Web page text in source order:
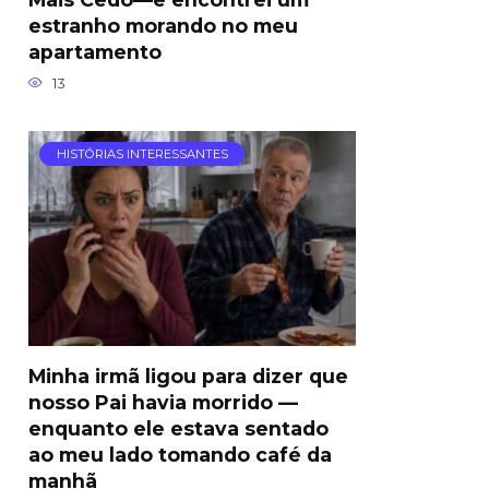
estranho morando no meu
apartamento
13
HISTÓRIAS INTERESSANTES
Minha irmã ligou para dizer que
nosso Pai havia morrido —
enquanto ele estava sentado
ao meu lado tomando café da
manhã